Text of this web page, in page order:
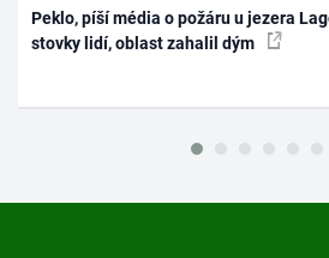
Peklo, píší média o požáru u jezera
stovky lidí, oblast zahalil dým